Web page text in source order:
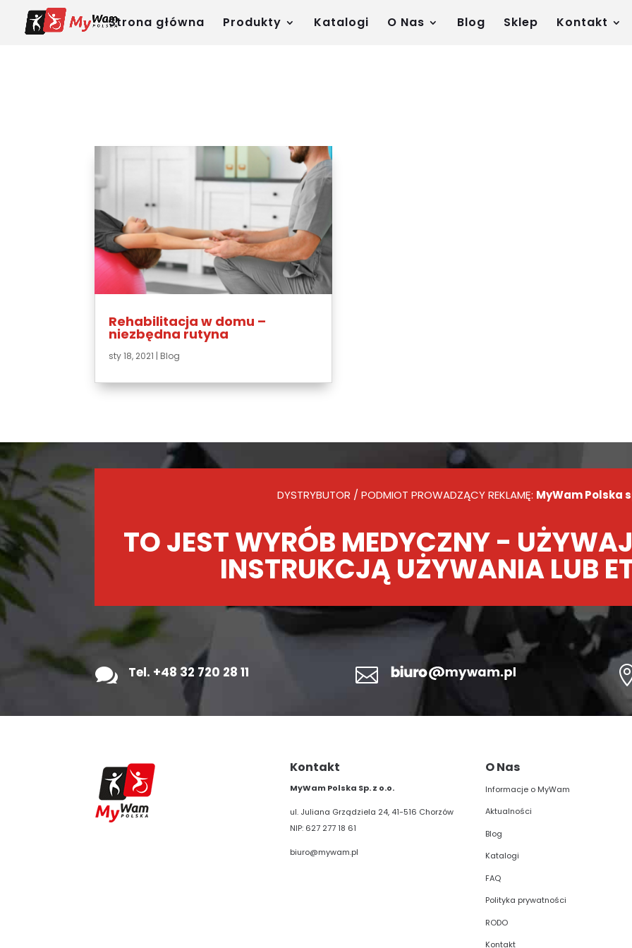
Strona główna Produkty Katalogi O Nas Blog Sklep Kontakt
Rehabilitacja w domu –
niezbędna rutyna
sty 18, 2021 | Blog
DYSTRYBUTOR / PODMIOT PROWADZĄCY REKLAMĘ: MyWam Polska
TO JEST WYRÓB MEDYCZNY -
INSTRUKCJĄ UŻYWANIA LUB
 Tel. +48 32 720 28 11 
Kontakt
MyWam Polska Sp. z o.o.
ul. Juliana Grządziela 24, 41-516 Chorzów
NIP: 627 277 18 61
biuro@mywam.pl
O Nas
Informacje o MyWam
Aktualności
Blog
Katalogi
FAQ
Polityka prywatności
RODO
Kontakt